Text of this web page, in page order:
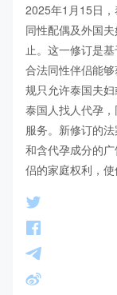
2025年1月15日
同性配偶及外国
止。这一修订是
合法同性伴侣能
规只允许泰国夫
泰国人找人代孕
服务。新修订的
和含代孕成分的
侣的家庭权利，使